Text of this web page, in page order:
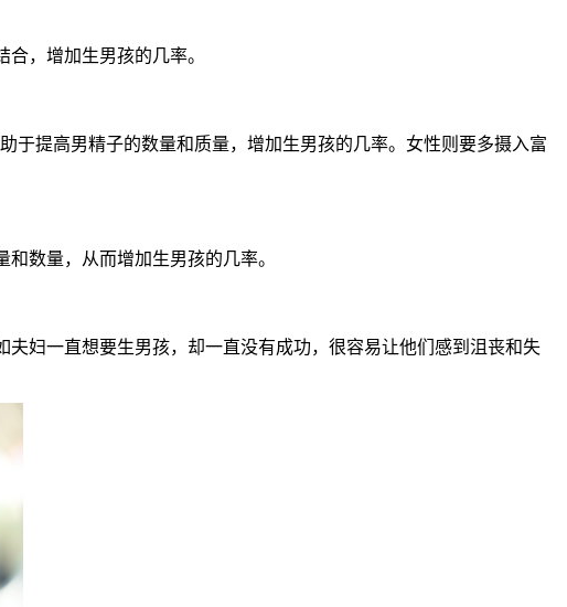
，增加生男孩的几率。
提高男精子的数量和质量，增加生男孩的几率。女性则要多摄入富
数量，从而增加生男孩的几率。
妇一直想要生男孩，却一直没有成功，很容易让他们感到沮丧和失